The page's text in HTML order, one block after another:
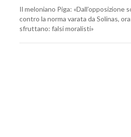
Il meloniano Piga: «Dall’opposizione
contro la norma varata da Solinas,
sfruttano: falsi moralisti»